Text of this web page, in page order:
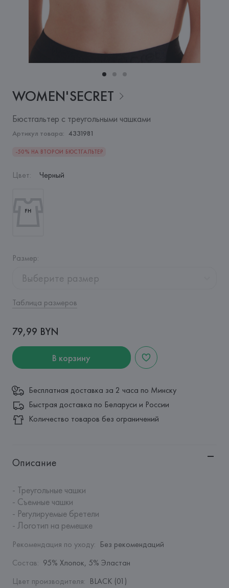
WOMEN'SECRET
Бюстгальтер с треугольными чашками
Артикул товара: 4331981
-50% НА ВТОРОЙ БЮСТГАЛЬТЕР
Цвет: Черный
Размер:
Выберите размер
Таблица размеров
79,99 BYN
В корзину
Бесплатная доставка за 2 часа по Минску
Быстрая доставка по Беларуси и России
Количество товаров без ограничений
Описание
- Треугольные чашки
- Съемные чашки
- Регулируемые бретели
- Логотип на ремешке
Рекомендация по уходу: Без рекомендаций
Состав: 95% Хлопок, 5% Эластан
Цвет производителя: BLACK (01)